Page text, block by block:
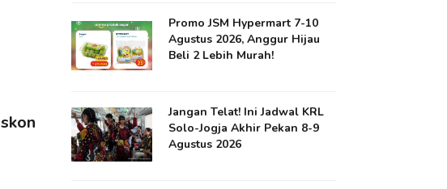
Promo JSM Hypermart 7-10
Agustus 2026, Anggur Hijau
Beli 2 Lebih Murah!
Jangan Telat! Ini Jadwal KRL
Solo-Jogja Akhir Pekan 8-9
Agustus 2026